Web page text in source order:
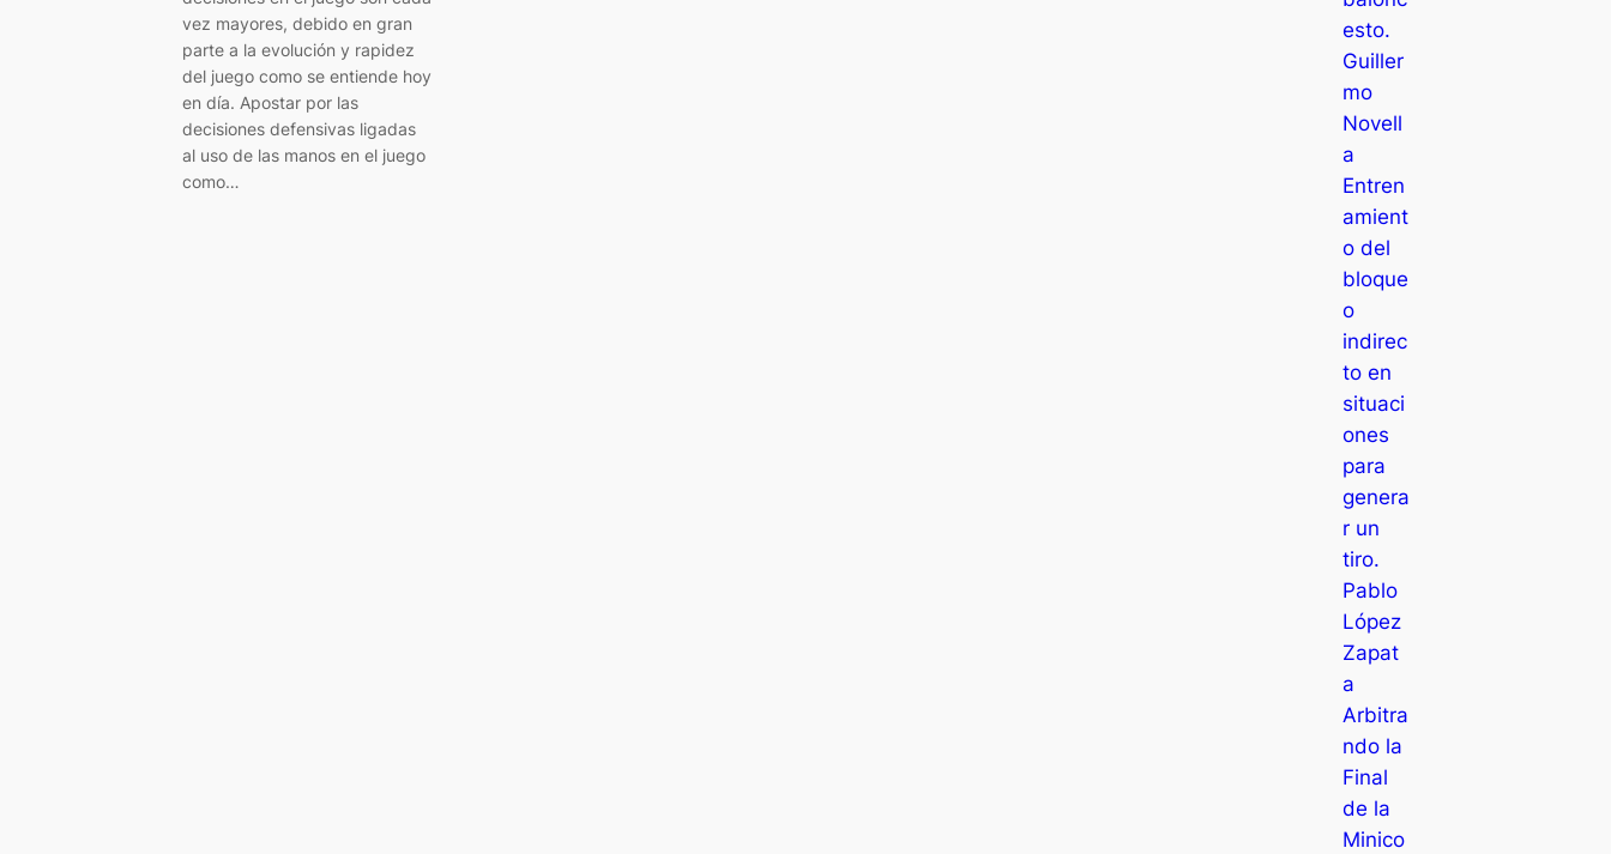
vez mayores, debido en gran
parte a la evolución y rapidez
del juego como se entiende hoy
en día. Apostar por las
decisiones defensivas ligadas
al uso de las manos en el juego
como…
esto.
Guiller
mo
Novell
a
Entren
amient
o del
bloque
o
indirec
to en
situaci
ones
para
genera
r un
tiro.
Pablo
López
Zapat
a
Arbitra
ndo la
Final
de la
Minico